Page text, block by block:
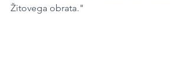
Žitovega obrata."